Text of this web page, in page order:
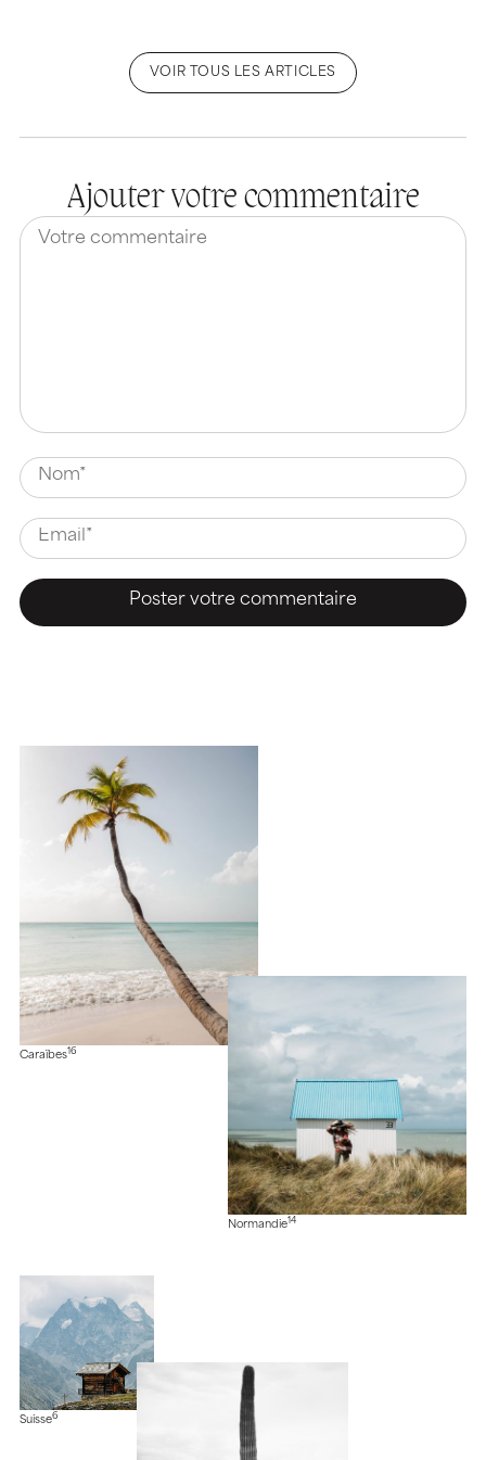
VOIR TOUS LES ARTICLES
Ajouter votre commentaire
Caraïbes16
Normandie14
Suisse6